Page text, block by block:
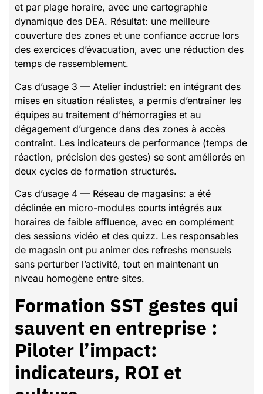
et par plage horaire, avec une cartographie
dynamique des DEA. Résultat: une meilleure
couverture des zones et une confiance accrue lors
des exercices d’évacuation, avec une réduction des
temps de rassemblement.
Cas d’usage 3 — Atelier industriel: en intégrant des
mises en situation réalistes, a permis d’entraîner les
équipes au traitement d’hémorragies et au
dégagement d’urgence dans des zones à accès
contraint. Les indicateurs de performance (temps de
réaction, précision des gestes) se sont améliorés en
deux cycles de formation structurés.
Cas d’usage 4 — Réseau de magasins: a été
déclinée en micro-modules courts intégrés aux
horaires de faible affluence, avec en complément
des sessions vidéo et des quizz. Les responsables
de magasin ont pu animer des refreshs mensuels
sans perturber l’activité, tout en maintenant un
niveau homogène entre sites.
Formation SST gestes qui
sauvent en entreprise :
Piloter l’impact:
indicateurs, ROI et